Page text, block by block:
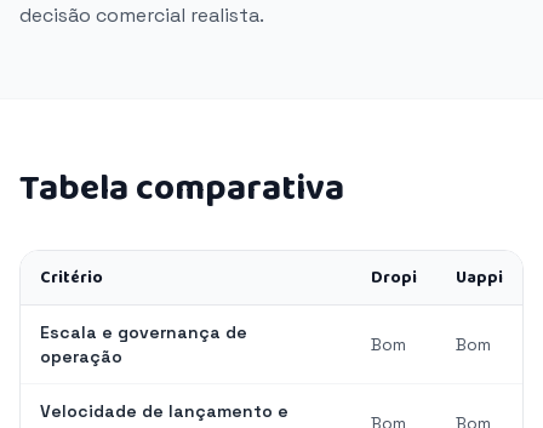
decisão comercial realista.
Tabela comparativa
Critério Dropi Uappi
Escala e governança de
operação
Bom Bom
Velocidade de lançamento e
Bom Bom